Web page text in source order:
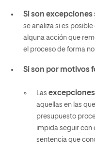
Si son
se analiza si es
alguna acción que
el proceso de forma
Si son por motivos
Las
aquellas en las
presupuesto
impida seguir con
sentencia que